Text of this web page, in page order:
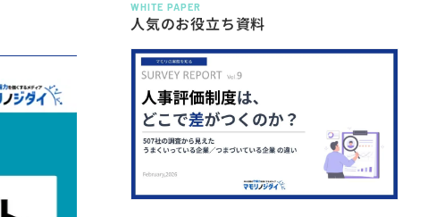
WHITE PAPER
人気のお役立ち資料